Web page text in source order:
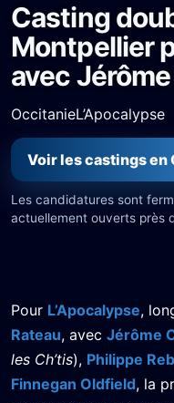
Casting
Montpellier
avec
OccitanieL’Apocalypse
Voir les castings en
Les candidatures sont
actuellement ouverts près
Pour L’Apocalypse,
Rateau, avec Jérôme
les Ch’tis), Philippe
Finnegan Oldfield, la